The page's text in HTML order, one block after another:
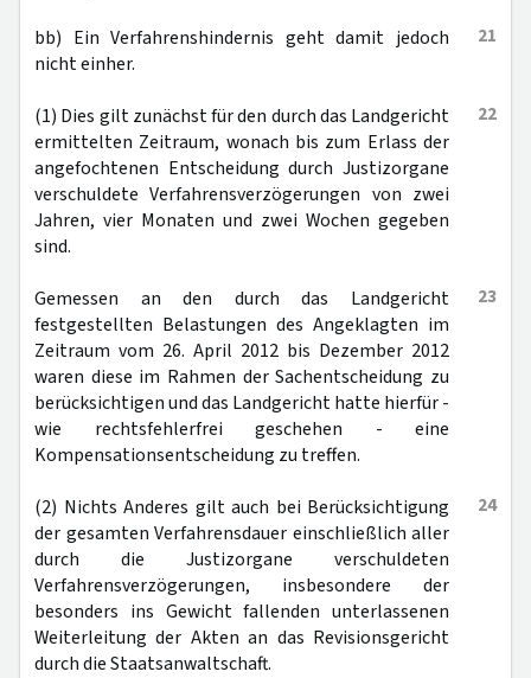
21
bb) Ein Verfahrenshindernis geht damit jedoch
nicht einher.
22
(1) Dies gilt zunächst für den durch das Landgericht
ermittelten Zeitraum, wonach bis zum Erlass der
angefochtenen Entscheidung durch Justizorgane
verschuldete Verfahrensverzögerungen von zwei
Jahren, vier Monaten und zwei Wochen gegeben
sind.
23
Gemessen an den durch das Landgericht
festgestellten Belastungen des Angeklagten im
Zeitraum vom 26. April 2012 bis Dezember 2012
waren diese im Rahmen der Sachentscheidung zu
berücksichtigen und das Landgericht hatte hierfür -
wie rechtsfehlerfrei geschehen - eine
Kompensationsentscheidung zu treffen.
24
(2) Nichts Anderes gilt auch bei Berücksichtigung
der gesamten Verfahrensdauer einschließlich aller
durch die Justizorgane verschuldeten
Verfahrensverzögerungen, insbesondere der
besonders ins Gewicht fallenden unterlassenen
Weiterleitung der Akten an das Revisionsgericht
durch die Staatsanwaltschaft.